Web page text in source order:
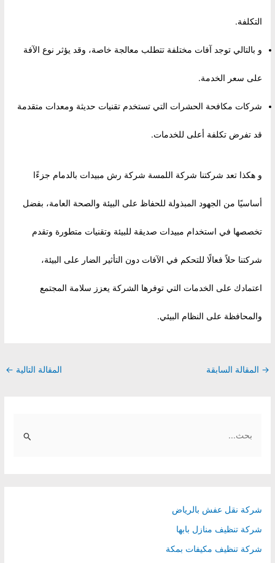
التكلفة.
و بالتالي توجد آفات مختلفة تتطلب معالجة خاصة، وقد يؤثر نوع الآفة
على سعر الخدمة.
شركات مكافحة الحشرات التي تستخدم تقنيات حديثة ومعدات متقدمة
قد تفرض تكلفة أعلى للخدمات.
و هكذا تعد شركتنا شركة اللمسة شركة رش مبيدات بالدمام جزءًا
أساسيًا من الجهود المبذولة للحفاظ على البيئة والصحة العامة، بفضل
تخصصها في استخدام مبيدات صديقة للبيئة وتقنيات متطورة وتقدم
شركتنا حلاً فعالًا للتحكم في الآفات دون التأثير الضار على البيئة،
اعتمادك على الخدمات التي توفرها الشركة يعزز سلامة المجتمع
والمحافظة على النظام البيئي.
Post
→ المقالة السابقة المقالة التالية ←
r
شركة نقل عفش بالرياض
شركة تنظيف منازل بابها
شركة تنظيف مكيفات بمكة